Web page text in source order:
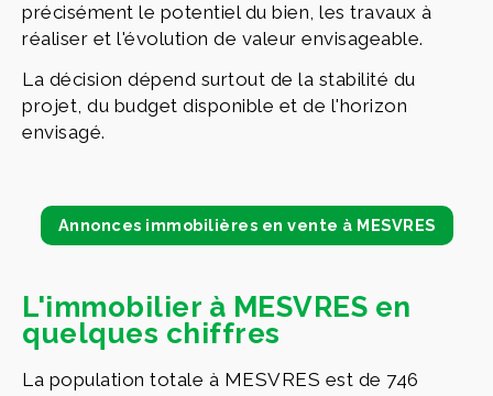
précisément le potentiel du bien, les travaux à
réaliser et l'évolution de valeur envisageable.
La décision dépend surtout de la stabilité du
projet, du budget disponible et de l'horizon
envisagé.
Annonces immobilières en vente à MESVRES
L'immobilier à MESVRES en
quelques chiffres
La population totale à MESVRES est de 746